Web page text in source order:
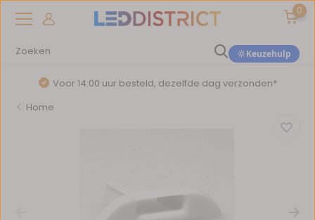
0
Keuzehulp
Voor 14:00 uur besteld, dezelfde dag verzonden*
Home